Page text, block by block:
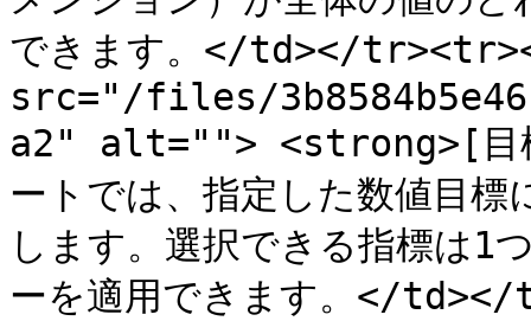
できます。</td></
src="/files/
a2" alt=""> <strong>[目
ートでは、指定した数値目標
します。選択できる指標は1
ーを適用できます。</